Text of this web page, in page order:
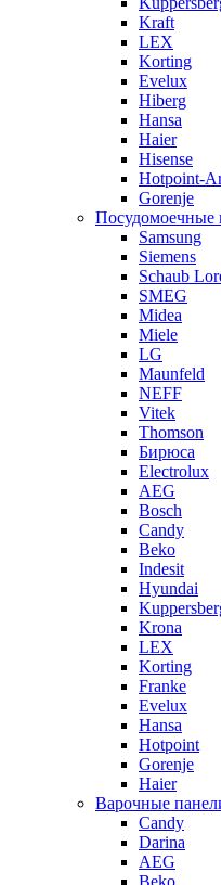
Kraft
LEX
Korting
Evelux
Hiberg
Hansa
Haier
Hisense
Hotpoint-
Gorenje
Samsung
Siemens
Schaub
SMEG
Midea
Miele
LG
Maunfeld
NEFF
Vitek
Thomson
Бирюса
Electrolux
AEG
Bosch
Candy
Beko
Indesit
Hyundai
Krona
LEX
Korting
Franke
Evelux
Hansa
Hotpoint
Gorenje
Haier
Варочные
Candy
Darina
AEG